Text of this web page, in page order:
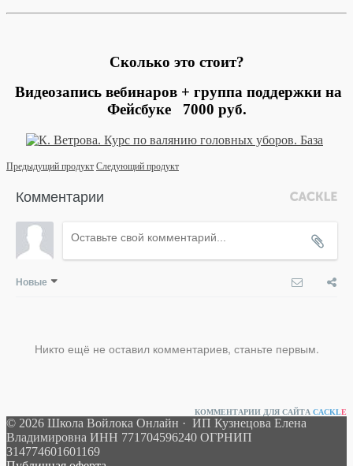
Сколько это стоит?
Видеозапись вебинаров + группа поддержки на
Фейсбуке 7000 руб.
Предыдущий продукт Следующий продукт
Комментарии
Новые
Никто ещё не оставил комментариев, станьте первым.
КОММЕНТАРИИ ДЛЯ САЙТА CACKLE
© 2026 Школа Войлока Онлайн · ИП Кузнецова Елена
Владимировна ИНН 771704596240 ОГРНИП
314774601601169